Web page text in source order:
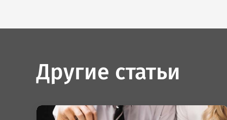
Другие статьи